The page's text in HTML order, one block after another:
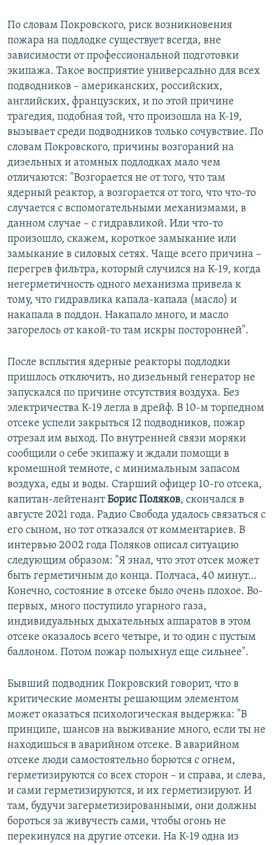
По словам Покровского, риск возникновения
пожара на подлодке существует всегда, вне
зависимости от профессиональной подготовки
экипажа. Такое восприятие универсально для всех
подводников – американских, российских,
английских, французских, и по этой причине
трагедия, подобная той, что произошла на К-19,
вызывает среди подводников только сочувствие. По
словам Покровского, причины возгораний на
дизельных и атомных подлодках мало чем
отличаются: "Возгорается не от того, что там
ядерный реактор, а возгорается от того, что что-то
случается с вспомогательными механизмами, в
данном случае – с гидравликой. Или что-то
произошло, скажем, короткое замыкание или
замыкание в силовых сетях. Чаще всего причина –
перегрев фильтра, который случился на К-19, когда
негерметичность одного механизма привела к
тому, что гидравлика капала-капала (масло) и
накапала в поддон. Накапало много, и масло
загорелось от какой-то там искры посторонней".
После всплытия ядерные реакторы подлодки
пришлось отключить, но дизельный генератор не
запускался по причине отсутствия воздуха. Без
электричества К-19 легла в дрейф. В 10-м торпедном
отсеке успели закрыться 12 подводников, пожар
отрезал им выход. По внутренней связи моряки
сообщили о себе экипажу и ждали помощи в
кромешной темноте, с минимальным запасом
воздуха, еды и воды. Старший офицер 10-го отсека,
капитан-лейтенантБорис Поляков, скончался в
августе 2021 года. Радио Свобода удалось связаться с
его сыном, но тот отказался от комментариев. В
интервью 2002 года Поляков описал ситуацию
следующим образом: "Я знал, что этот отсек может
быть герметичным до конца. Полчаса, 40 минут…
Конечно, состояние в отсеке было очень плохое. Во-
первых, много поступило угарного газа,
индивидуальных дыхательных аппаратов в этом
отсеке оказалось всего четыре, и то один с пустым
баллоном. Потом пожар полыхнул еще сильнее".
Бывший подводник Покровский говорит, что в
критические моменты решающим элементом
может оказаться психологическая выдержка: "В
принципе, шансов на выживание много, если ты не
находишься в аварийном отсеке. В аварийном
отсеке люди самостоятельно борются с огнем,
герметизируются со всех сторон – и справа, и слева,
и сами герметизируются, и их герметизируют. И
там, будучи загерметизированными, они должны
бороться за живучесть сами, чтобы огонь не
перекинулся на другие отсеки. На К-19 одна из